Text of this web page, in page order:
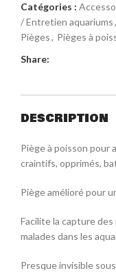
Catégories :
/ Entretien aquariums,
Pièges, Pièges à
Share:
DESCRIPTION
Piège à poisson pour
craintifs, opprimés,
Piège amélioré pour
Facilite la capture
malades dans les
Presque invisible